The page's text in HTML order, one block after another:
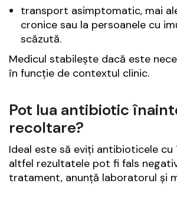
transport asimptomatic, mai
cronice sau la persoanele cu
scăzută.
Medicul stabilește dacă este
în funcție de contextul clinic.
Pot lua antibiotic
recoltare?
Ideal este să eviți antibioticele cu
altfel rezultatele pot fi fals
tratament, anunță laboratorul și